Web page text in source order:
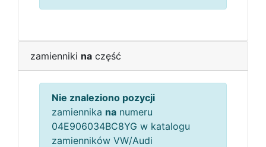
zamienniki na część
Nie znaleziono pozycji
zamiennika na numeru
04E906034BC8YG w katalogu
zamienników VW/Audi